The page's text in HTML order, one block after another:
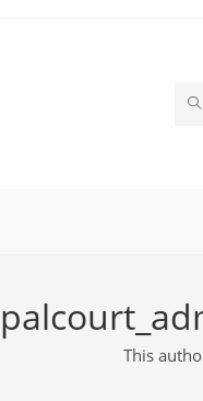
SUBMIT
This